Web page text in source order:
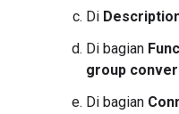
Di
Di bagian
group
Di bagian